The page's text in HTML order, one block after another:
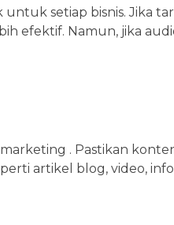
setiap bisnis. Jika
efektif. Namun, jika
. Pastikan
artikel blog, video,